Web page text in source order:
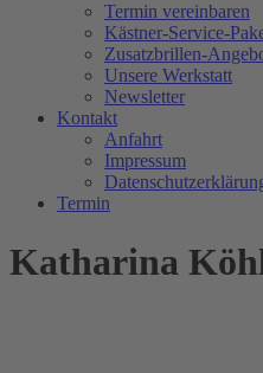
Termin vereinbaren
Kästner-Service-
Zusatzbrillen-
Unsere Werkstatt
Newsletter
Kontakt
Anfahrt
Impressum
Termin
Katharina